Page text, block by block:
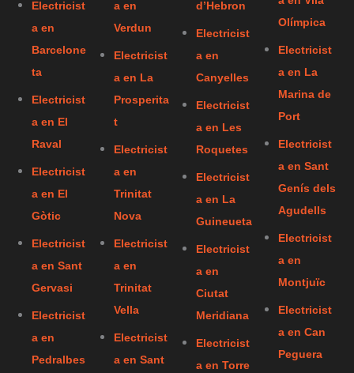
Electricist
a en
Barcelone
ta
Electricist
a en El
Raval
Electricist
a en El
Gòtic
Electricist
a en Sant
Gervasi
Electricist
a en
Pedralbes
a en
Verdun
Electricist
a en La
Prosperita
t
Electricist
a en
Trinitat
Nova
Electricist
a en
Trinitat
Vella
Electricist
a en Sant
d’Hebron
Electricist
a en
Canyelles
Electricist
a en Les
Roquetes
Electricist
a en La
Guineueta
Electricist
a en
Ciutat
Meridiana
Electricist
a en Torre
Olímpica
Electricist
a en La
Marina de
Port
Electricist
a en Sant
Genís dels
Agudells
Electricist
a en
Montjuïc
Electricist
a en Can
Peguera